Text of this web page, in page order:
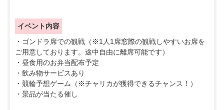
イベント内容
・ゴンドラ席での観戦（※1人1席窓際の観戦しやすいお席を
ご用意しております。途中自由に離席可能です）
・昼食用のお弁当配布予定
・飲み物サービスあり
・競輪予想ゲーム（※チャリカが獲得できるチャンス！）
・景品が当たる催し